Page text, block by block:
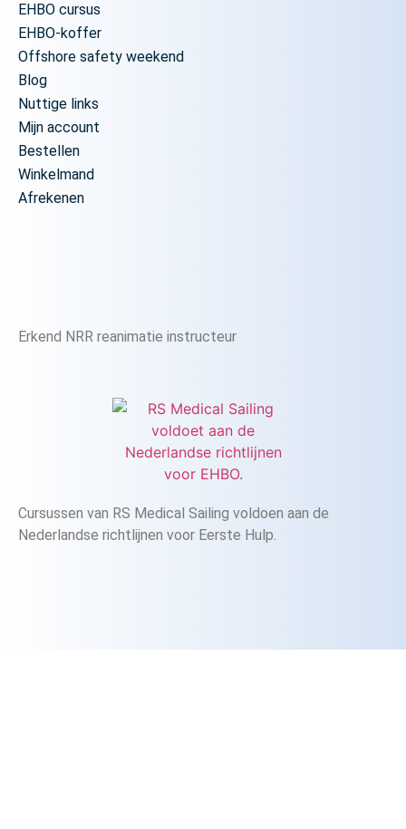
EHBO cursus
EHBO-koffer
Offshore safety weekend
Blog
Nuttige links
Mijn account
Bestellen
Winkelmand
Afrekenen
Erkend NRR reanimatie instructeur
Cursussen van RS Medical Sailing voldoen aan de
Nederlandse richtlijnen voor Eerste Hulp.